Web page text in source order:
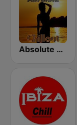
Absolute Chillout